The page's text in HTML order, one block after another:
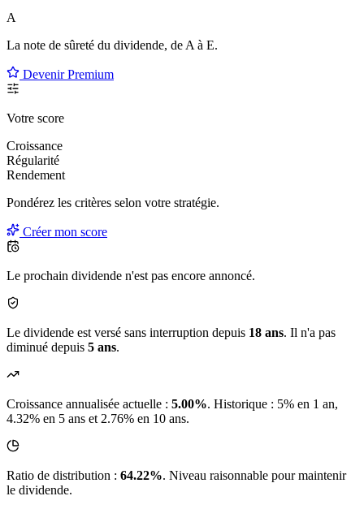
A
La note de sûreté du dividende, de A à E.
Devenir Premium
Votre score
Croissance
Régularité
Rendement
Pondérez les critères selon votre stratégie.
Créer mon score
Le prochain dividende n'est pas encore annoncé.
Le dividende est versé sans interruption depuis 18 ans. Il n'a pas
diminué depuis 5 ans.
Croissance annualisée actuelle : 5.00%. Historique : 5% en 1 an,
4.32% en 5 ans et 2.76% en 10 ans.
Ratio de distribution : 64.22%. Niveau raisonnable pour maintenir
le dividende.